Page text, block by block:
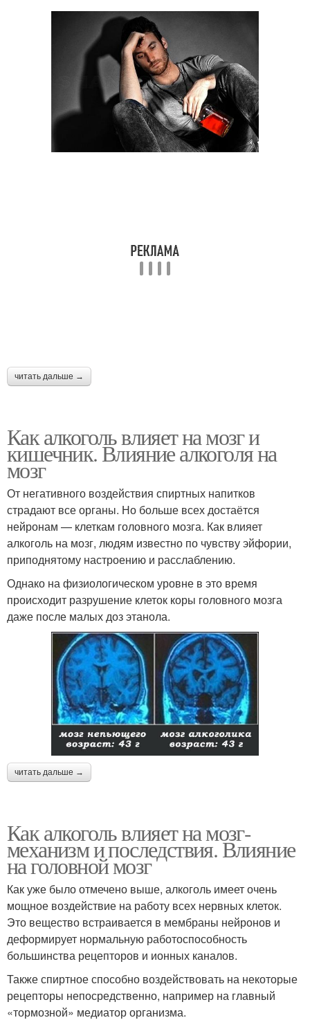
читать дальше →
Как алкоголь влияет на мозг и
кишечник. Влияние алкоголя на
мозг
От негативного воздействия спиртных напитков
страдают все органы. Но больше всех достаётся
нейронам — клеткам головного мозга. Как влияет
алкоголь на мозг, людям известно по чувству эйфории,
приподнятому настроению и расслаблению.
Однако на физиологическом уровне в это время
происходит разрушение клеток коры головного мозга
даже после малых доз этанола.
читать дальше →
Как алкоголь влияет на мозг-
механизм и последствия. Влияние
на головной мозг
Как уже было отмечено выше, алкоголь имеет очень
мощное воздействие на работу всех нервных клеток.
Это вещество встраивается в мембраны нейронов и
деформирует нормальную работоспособность
большинства рецепторов и ионных каналов.
Также спиртное способно воздействовать на некоторые
рецепторы непосредственно, например на главный
«тормозной» медиатор организма.